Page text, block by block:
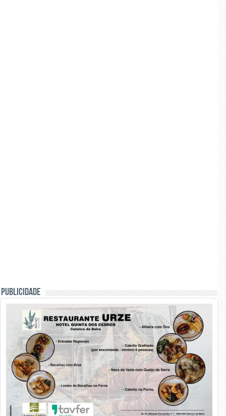
PUBLICIDADE